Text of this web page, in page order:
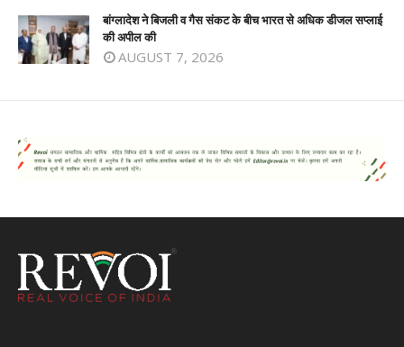
बांग्लादेश ने बिजली व गैस संकट के बीच भारत से अधिक डीजल सप्लाई
की अपील की
AUGUST 7, 2026